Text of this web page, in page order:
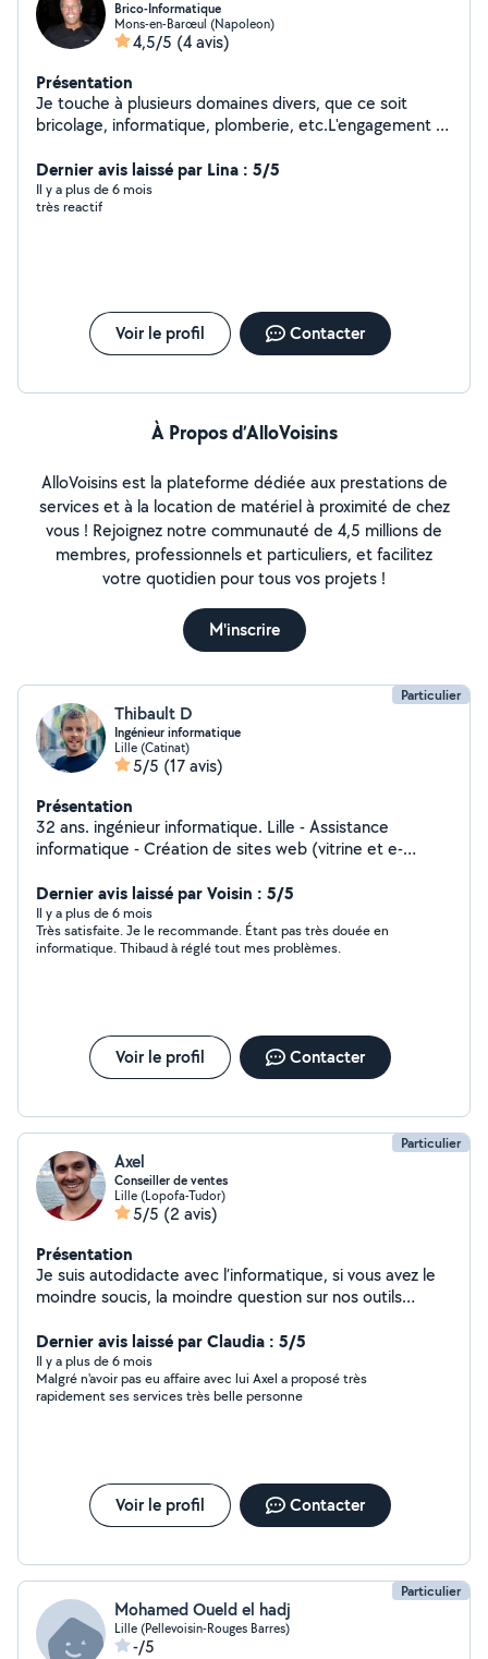
Brico-Informatique
Mons-en-Barœul (Napoleon)
4,5/5 (4 avis)
Présentation
Je touche à plusieurs domaines divers, que ce soit
bricolage, informatique, plomberie, etc.L'engagement à
l'application, de la conscience, et du respect.J'en fais
ma devise.
Dernier avis laissé par Lina : 5/5
Il y a plus de 6 mois
très reactif
Voir le profil Contacter
À Propos d’AlloVoisins
AlloVoisins est la plateforme dédiée aux prestations de
services et à la location de matériel à proximité de chez
vous ! Rejoignez notre communauté de 4,5 millions de
membres, professionnels et particuliers, et facilitez
votre quotidien pour tous vos projets !
M'inscrire
Particulier
Thibault D
Ingénieur informatique
Lille (Catinat)
5/5 (17 avis)
Présentation
32 ans. ingénieur informatique. Lille - Assistance
informatique - Création de sites web (vitrine et e-
Dernier avis laissé par Voisin : 5/5
Il y a plus de 6 mois
Très satisfaite. Je le recommande. Étant pas très douée en
informatique. Thibaud à réglé tout mes problèmes.
Voir le profil Contacter
Particulier
Axel
Conseiller de ventes
Lille (Lopofa-Tudor)
5/5 (2 avis)
Présentation
Je suis autodidacte avec l’informatique, si vous avez le
moindre soucis, la moindre question sur nos outils
aiderez/répondrez avec plaisir !
Dernier avis laissé par Claudia : 5/5
Il y a plus de 6 mois
Malgré n'avoir pas eu affaire avec lui Axel a proposé très
rapidement ses services très belle personne
Voir le profil Contacter
Particulier
Mohamed Oueld el hadj
Lille (Pellevoisin-Rouges Barres)
-/5